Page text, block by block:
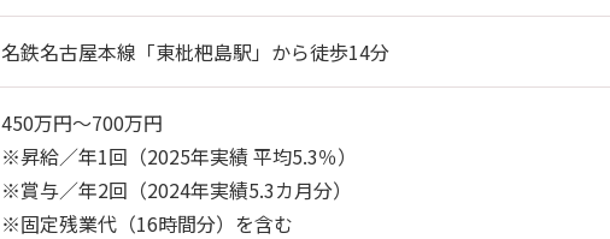
名鉄名古屋本線「東枇杷島駅」から徒歩14分
450万円～700万円
※昇給／年1回（2025年実績 平均5.3％）
※賞与／年2回（2024年実績5.3カ月分）
※固定残業代（16時間分）を含む